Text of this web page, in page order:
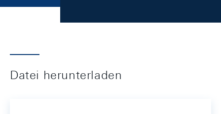
Datei herunterladen